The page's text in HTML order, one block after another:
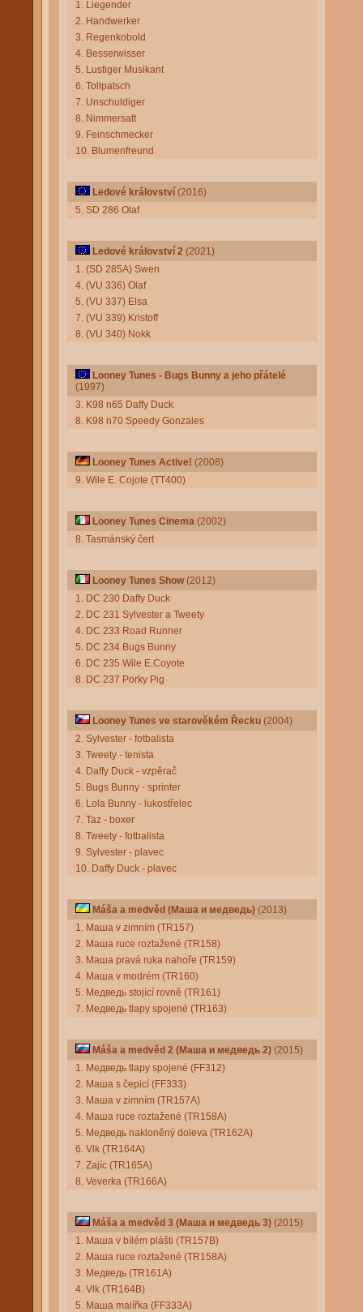
1. Liegender
2. Handwerker
3. Regenkobold
4. Besserwisser
5. Lustiger Musikant
6. Tollpatsch
7. Unschuldiger
8. Nimmersatt
9. Feinschmecker
10. Blumenfreund
Ledové království (2016)
5. SD 286 Olaf
Ledové království 2 (2021)
1. (SD 285A) Swen
4. (VU 336) Olaf
5. (VU 337) Elsa
7. (VU 339) Kristoff
8. (VU 340) Nokk
Looney Tunes - Bugs Bunny a jeho přátelé
(1997)
3. K98 n65 Daffy Duck
8. K98 n70 Speedy Gonzales
Looney Tunes Active! (2008)
9. Wile E. Cojote (TT400)
Looney Tunes Cinema (2002)
8. Tasmánský čert
Looney Tunes Show(2012)
1. DC 230 Daffy Duck
2. DC 231 Sylvester a Tweety
4. DC 233 Road Runner
5. DC 234 Bugs Bunny
6. DC 235 Wile E.Coyote
8. DC 237 Porky Pig
Looney Tunes ve starověkém Řecku (2004)
2. Sylvester - fotbalista
3. Tweety - tenista
4. Daffy Duck - vzpěrač
5. Bugs Bunny - sprinter
6. Lola Bunny - lukostřelec
7. Taz - boxer
8. Tweety - fotbalista
9. Sylvester - plavec
10. Daffy Duck - plavec
Máša a medvěd (Маша и медведь) (2013)
1. Маша v zimním (TR157)
2. Маша ruce roztažené (TR158)
3. Маша pravá ruka nahoře (TR159)
4. Маша v modrém (TR160)
5. Медведь stojící rovně (TR161)
7. Медведь tlapy spojené (TR163)
Máša a medvěd 2 (Маша и медведь 2) (2015)
1. Медведь tlapy spojené (FF312)
2. Маша s čepicí (FF333)
3. Маша v zimním (TR157A)
4. Маша ruce roztažené (TR158A)
5. Медведь nakloněný doleva (TR162A)
6. Vlk (TR164A)
7. Zajíc (TR165A)
8. Veverka (TR166A)
Máša a medvěd 3 (Маша и медведь 3) (2015)
1. Маша v bílém plášti (TR157B)
2. Маша ruce roztažené (TR158A)
3. Медведь (TR161A)
4. Vlk (TR164B)
5. Маша malířka (FF333A)